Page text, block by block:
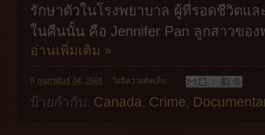
รักษาตัวในโรงพยาบาล ผู้ที่รอดชีวิตแ
ในคืนนั้น คือ Jennifer Pan ลูกสาวของ
อ่านเพิ่มเติม »
ที่ กุมภาพันธ์ 04, 2568 ไม่มีความคิดเห็น:
ป้ายกำกับ: Canada, Crime,